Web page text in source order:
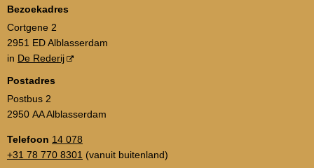
Bezoekadres
Cortgene 2
2951 ED Alblasserdam
in De Rederij
Postadres
Postbus 2
2950 AA Alblasserdam
Telefoon 14 078
+31 78 770 8301 (vanuit buitenland)